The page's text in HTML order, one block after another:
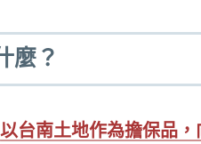
麼？
以台南土地作為擔保品